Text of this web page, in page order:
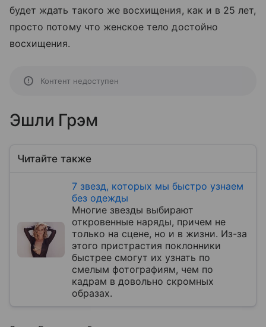
будет ждать такого же восхищения, как и в 25 лет,
просто потому что женское тело достойно
восхищения.
Контент недоступен
Эшли Грэм
Читайте также
7 звезд, которых мы быстро узнаем
без одежды
Многие звезды выбирают
откровенные наряды, причем не
только на сцене, но и в жизни. Из-за
этого пристрастия поклонники
быстрее смогут их узнать по
смелым фотографиям, чем по
кадрам в довольно скромных
образах.